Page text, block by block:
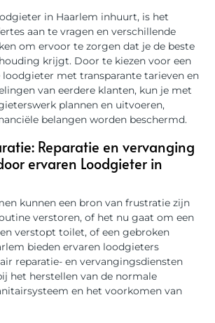
in Haarlem inhuurt, is het
aan te vragen en verschillende
om ervoor te zorgen dat je de beste
krijgt. Door te kiezen voor een
met transparante tarieven en
van eerdere klanten, kun je met
plannen en uitvoeren,
belangen worden beschermd.
Reparatie en vervanging
ervaren Loodgieter in
kunnen een bron van frustratie zijn
verstoren, of het nu gaat om een
verstopt toilet, of een gebroken
bieden ervaren loodgieters
reparatie- en vervangingsdiensten
het herstellen van de normale
en het voorkomen van